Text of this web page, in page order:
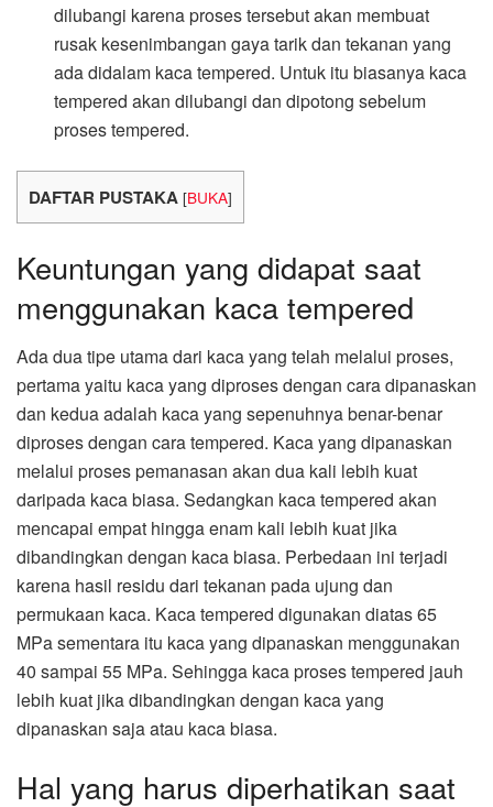
dilubangi karena proses tersebut akan membuat
rusak kesenimbangan gaya tarik dan tekanan yang
ada didalam kaca tempered. Untuk itu biasanya kaca
tempered akan dilubangi dan dipotong sebelum
proses tempered.
DAFTAR PUSTAKA [BUKA]
Keuntungan yang didapat saat
menggunakan kaca tempered
Ada dua tipe utama dari kaca yang telah melalui proses,
pertama yaitu kaca yang diproses dengan cara dipanaskan
dan kedua adalah kaca yang sepenuhnya benar-benar
diproses dengan cara tempered. Kaca yang dipanaskan
melalui proses pemanasan akan dua kali lebih kuat
daripada kaca biasa. Sedangkan kaca tempered akan
mencapai empat hingga enam kali lebih kuat jika
dibandingkan dengan kaca biasa. Perbedaan ini terjadi
karena hasil residu dari tekanan pada ujung dan
permukaan kaca. Kaca tempered digunakan diatas 65
MPa sementara itu kaca yang dipanaskan menggunakan
40 sampai 55 MPa. Sehingga kaca proses tempered jauh
lebih kuat jika dibandingkan dengan kaca yang
dipanaskan saja atau kaca biasa.
Hal yang harus diperhatikan saat